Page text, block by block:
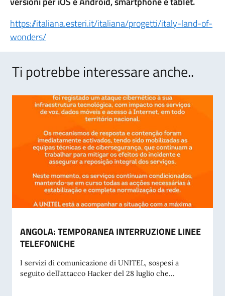
https://italiana.esteri.it/italiana/progetti/italy-land-of-
wonders/
Ti potrebbe interessare anche..
ANGOLA: TEMPORANEA INTERRUZIONE LINEE
TELEFONICHE
I servizi di comunicazione di UNITEL, sospesi a
seguito dell’attacco Hacker del 28 luglio che...